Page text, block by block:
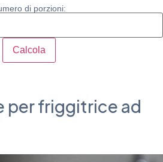
di porzioni:
Calcola
per friggitrice ad